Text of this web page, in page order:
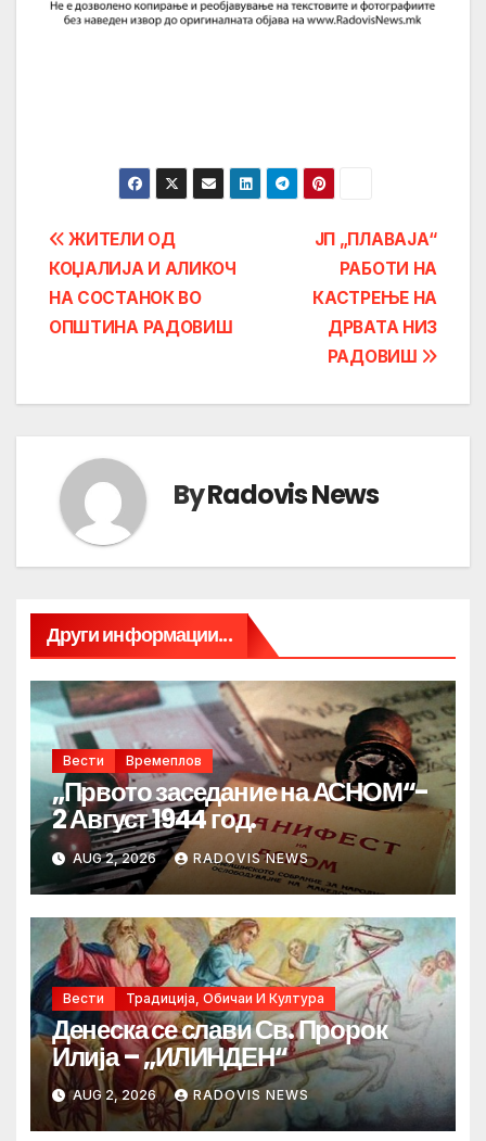
Post
navigation
ЈП „ПЛАВАЈА“
РАБОТИ НА
КАСТРЕЊЕ НА
ДРВАТА НИЗ
РАДОВИШ
ЖИТЕЛИ ОД
КОЏАЛИЈА И АЛИКОЧ
НА СОСТАНОК ВО
ОПШТИНА РАДОВИШ
ByRadovis News
Други информации...
Вести Времеплов
„Првото заседание на АСНОМ“-
2 Август 1944 год.
AUG 2, 2026 RADOVIS NEWS
Вести Традиција, Обичаи И Култура
Денеска се слави Св. Пророк
Илија – „ИЛИНДЕН“
AUG 2, 2026 RADOVIS NEWS